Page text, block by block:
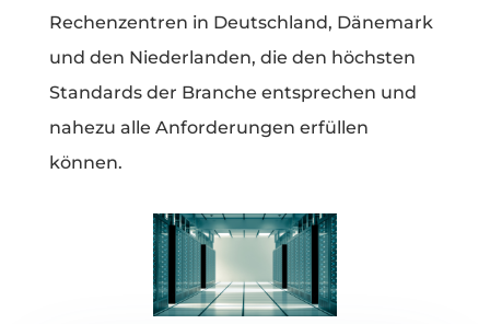
Rechenzentren in Deutschland, Dänemark
und den Niederlanden, die den höchsten
Standards der Branche entsprechen und
nahezu alle Anforderungen erfüllen
können.